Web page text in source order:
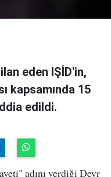
eden IŞİD'in,
kapsamında 15
edildi.
adını verdiği Deyr